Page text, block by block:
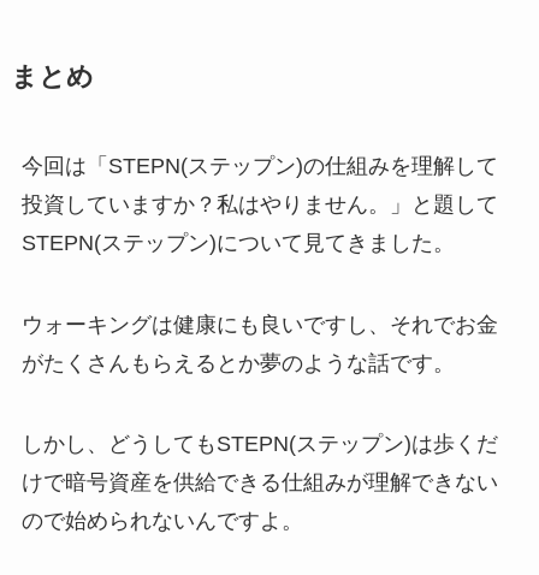
まとめ
今回は「STEPN(ステップン)の仕組みを理解して
投資していますか？私はやりません。」と題して
STEPN(ステップン)について見てきました。
ウォーキングは健康にも良いですし、それでお金
がたくさんもらえるとか夢のような話です。
しかし、どうしてもSTEPN(ステップン)は歩くだ
けで暗号資産を供給できる仕組みが理解できない
ので始められないんですよ。